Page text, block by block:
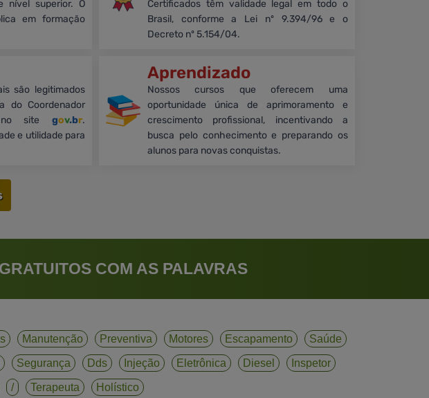
nível superior. O
em formação
Certificados têm validade legal em todo o
Brasil, conforme a Lei nº 9.394/96 e o
Decreto nº 5.154/04.
são legitimados
do Coordenador
no site gov.br.
e utilidade para
Aprendizado
Nossos cursos que oferecem uma
oportunidade única de aprimoramento e
crescimento profissional, incentivando a
busca pelo conhecimento e preparando os
alunos para novas conquistas.
COM AS PALAVRAS
Manutenção Preventiva Motores Escapamento Saúde
Segurança Dds Injeção Eletrônica Diesel Inspetor
/ Terapeuta Holístico